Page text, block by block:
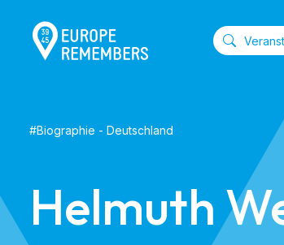
#Biographie - Deutschland
Helmuth